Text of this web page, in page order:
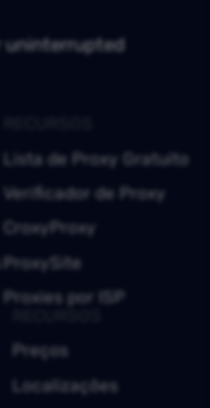
uninterrupted
Lista de Proxy Gratuito
Verificador de Proxy
CroxyProxy
ProxySite
Proxies por ISP
Preços
Localizações